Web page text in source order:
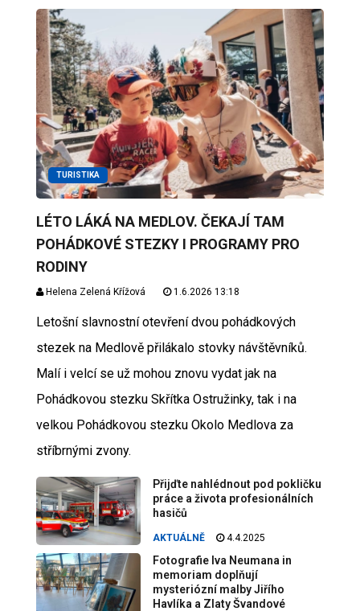
TURISTIKA
LÉTO LÁKÁ NA MEDLOV. ČEKAJÍ TAM
POHÁDKOVÉ STEZKY I PROGRAMY PRO
RODINY
Helena Zelená Křížová 1.6.2026 13:18
Letošní slavnostní otevření dvou pohádkových
stezek na Medlově přilákalo stovky návštěvníků.
Malí i velcí se už mohou znovu vydat jak na
Pohádkovou stezku Skřítka Ostružinky, tak i na
velkou Pohádkovou stezku Okolo Medlova za
stříbrnými zvony.
Přijďte nahlédnout pod pokličku
práce a života profesionálních
hasičů
AKTUÁLNĚ 4.4.2025
Fotografie Iva Neumana in
memoriam doplňují
mysteriózní malby Jiřího
Havlíka a Zlaty Švandové